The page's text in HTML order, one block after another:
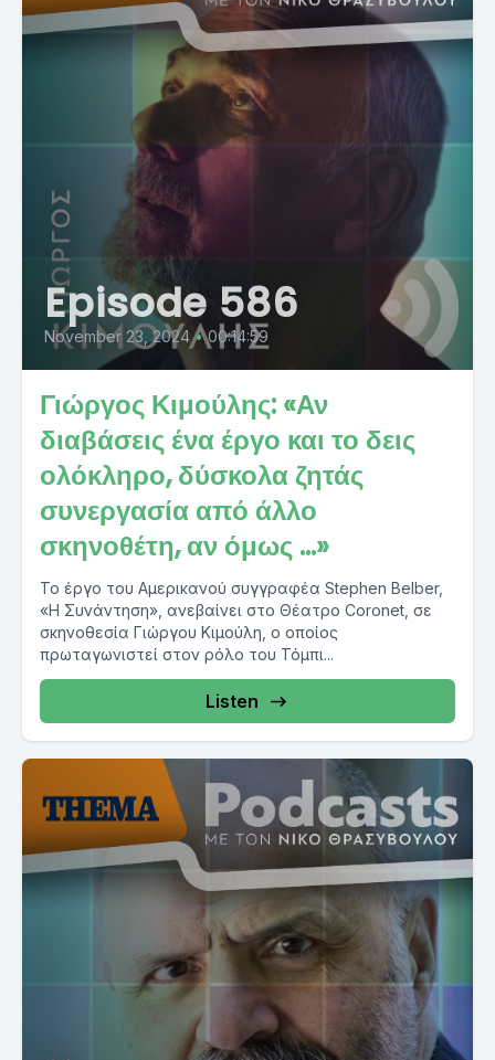
Episode 586
November 23, 2024 • 00:14:59
Γιώργος Κιμούλης: «Αν
διαβάσεις ένα έργο και το δεις
ολόκληρο, δύσκολα ζητάς
συνεργασία από άλλο
σκηνοθέτη, αν όμως …»
Το έργο του Αμερικανού συγγραφέα Stephen Belber,
«Η Συνάντηση», ανεβαίνει στο Θέατρο Coronet, σε
σκηνοθεσία Γιώργου Κιμούλη, ο οποίος
πρωταγωνιστεί στον ρόλο του Τόμπι...
Listen